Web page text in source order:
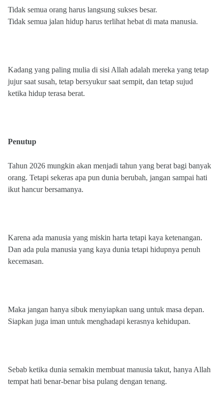
Tidak semua orang harus langsung sukses besar.
Tidak semua jalan hidup harus terlihat hebat di mata manusia.
Kadang yang paling mulia di sisi Allah adalah mereka yang tetap
jujur saat susah, tetap bersyukur saat sempit, dan tetap sujud
ketika hidup terasa berat.
Penutup
Tahun 2026 mungkin akan menjadi tahun yang berat bagi banyak
orang. Tetapi sekeras apa pun dunia berubah, jangan sampai hati
ikut hancur bersamanya.
Karena ada manusia yang miskin harta tetapi kaya ketenangan.
Dan ada pula manusia yang kaya dunia tetapi hidupnya penuh
kecemasan.
Maka jangan hanya sibuk menyiapkan uang untuk masa depan.
Siapkan juga iman untuk menghadapi kerasnya kehidupan.
Sebab ketika dunia semakin membuat manusia takut, hanya Allah
tempat hati benar-benar bisa pulang dengan tenang.